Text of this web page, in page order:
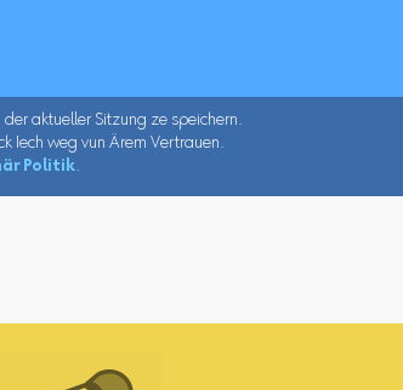
aktueller Sitzung ze speichern.
Iech weg vun Ärem Vertrauen.
Politik.